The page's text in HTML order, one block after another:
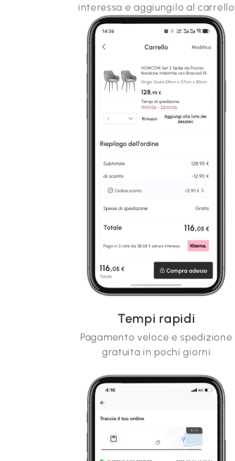
interessa e aggiungilo al carrello
Tempi rapidi
Pagamento veloce e spedizione
gratuita in pochi giorni